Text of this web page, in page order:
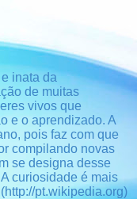
inata da
de muitas
vivos que
e o aprendizado. A
pois faz com que
compilando novas
se designa desse
curiosidade é mais
pt.wikipedia.org)